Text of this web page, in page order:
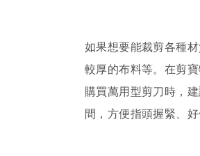
如果想要能裁剪各種
較厚的布料等。在剪
購買萬用型剪刀時，
間，方便指頭握緊、